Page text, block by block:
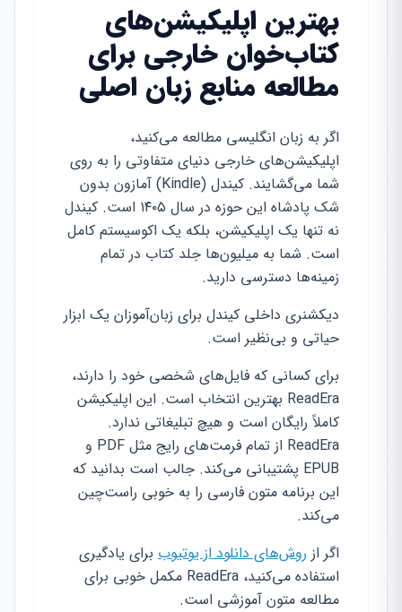
بهترین اپلیکیشن‌های
کتاب‌خوان خارجی برای
مطالعه منابع زبان اصلی
اگر به زبان انگلیسی مطالعه می‌کنید،
اپلیکیشن‌های خارجی دنیای متفاوتی را به روی
شما می‌گشایند. کیندل (Kindle) آمازون بدون
شک پادشاه این حوزه در سال ۱۴۰۵ است. کیندل
نه تنها یک اپلیکیشن، بلکه یک اکوسیستم کامل
است. شما به میلیون‌ها جلد کتاب در تمام
زمینه‌ها دسترسی دارید.
دیکشنری داخلی کیندل برای زبان‌آموزان یک ابزار
حیاتی و بی‌نظیر است.
برای کسانی که فایل‌های شخصی خود را دارند،
ReadEra بهترین انتخاب است. این اپلیکیشن
کاملاً رایگان است و هیچ تبلیغاتی ندارد.
ReadEra از تمام فرمت‌های رایج مثل PDF و
EPUB پشتیبانی می‌کند. جالب است بدانید که
این برنامه متون فارسی را به خوبی راست‌چین
می‌کند.
اگر از روش‌های دانلود از یوتیوب برای یادگیری
استفاده می‌کنید، ReadEra مکمل خوبی برای
مطالعه متون آموزشی است.